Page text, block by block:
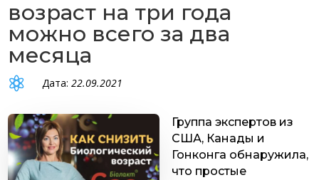
возраст на три года
можно всего за два
месяца
 Дата: 22.09.2021
Группа экспертов из
США, Канады и
Гонконга обнаружила,
что простые